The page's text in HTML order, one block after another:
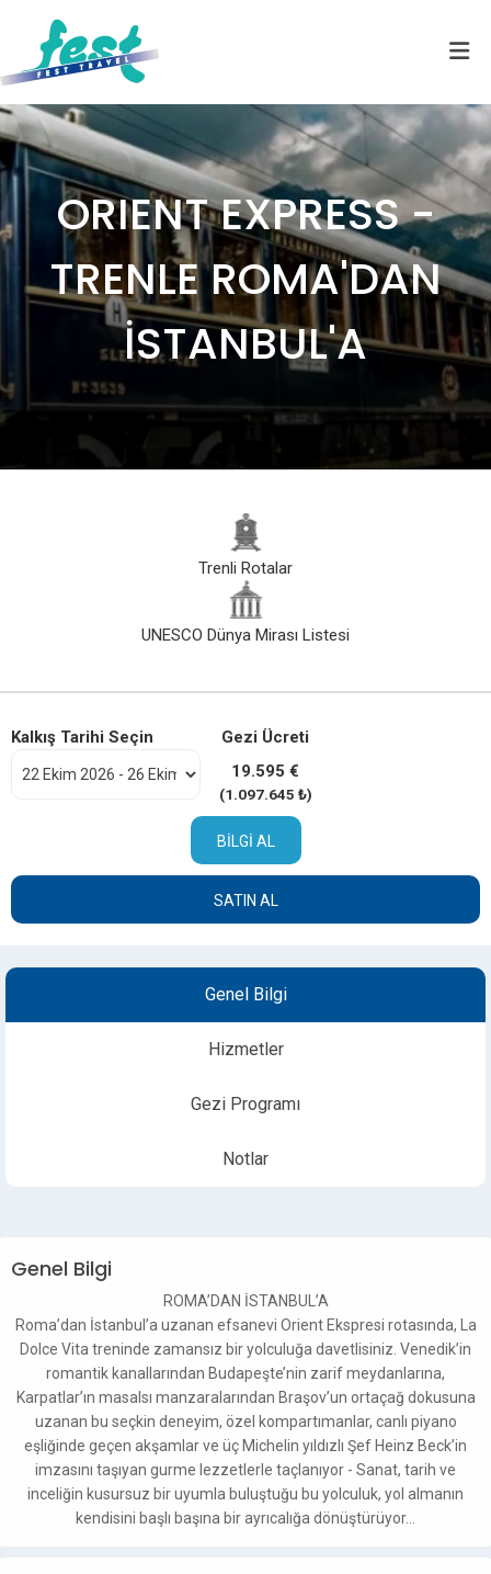
ORIENT EXPRESS -
TRENLE ROMA'DAN
İSTANBUL'A
Trenli Rotalar
UNESCO Dünya Mirası Listesi
Kalkış Tarihi Seçin
Gezi Ücreti
19.595 €
(1.097.645 ₺)
BILGI AL
SATIN AL
Genel Bilgi
Hizmetler
Gezi Programı
Notlar
Genel Bilgi
ROMA’DAN İSTANBUL’A
Roma’dan İstanbul’a uzanan efsanevi Orient Ekspresi rotasında, La
Dolce Vita treninde zamansız bir yolculuğa davetlisiniz. Venedik’in
romantik kanallarından Budapeşte’nin zarif meydanlarına,
Karpatlar’ın masalsı manzaralarından Braşov’un ortaçağ dokusuna
uzanan bu seçkin deneyim, özel kompartımanlar, canlı piyano
eşliğinde geçen akşamlar ve üç Michelin yıldızlı Şef Heinz Beck’in
imzasını taşıyan gurme lezzetlerle taçlanıyor - Sanat, tarih ve
inceliğin kusursuz bir uyumla buluştuğu bu yolculuk, yol almanın
kendisini başlı başına bir ayrıcalığa dönüştürüyor…